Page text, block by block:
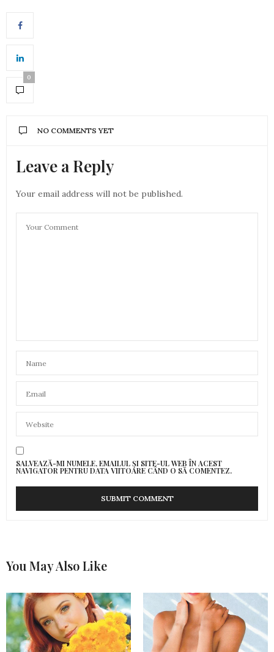
0
NO COMMENTS YET
Leave a Reply
Your email address will not be published.
SALVEAZĂ-MI NUMELE, EMAILUL ȘI SITE-UL WEB ÎN ACEST
NAVIGATOR PENTRU DATA VIITOARE CÂND O SĂ COMENTEZ.
You May Also Like